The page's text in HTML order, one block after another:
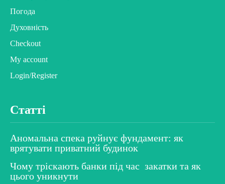
Погода
Духовність
Checkout
My account
Login/Register
Статті
Аномальна спека руйнує фундамент: як
врятувати приватний будинок
Чому тріскають банки під час закатки та як
цього уникнути